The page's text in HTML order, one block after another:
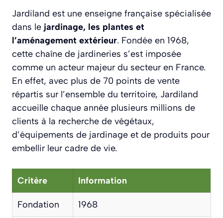
Jardiland est une enseigne française spécialisée
dans le jardinage, les plantes et
l’aménagement extérieur. Fondée en 1968,
cette chaîne de jardineries s’est imposée
comme un acteur majeur du secteur en France.
En effet, avec plus de 70 points de vente
répartis sur l’ensemble du territoire, Jardiland
accueille chaque année plusieurs millions de
clients à la recherche de végétaux,
d’équipements de jardinage et de produits pour
embellir leur cadre de vie.
Critère Information
Fondation 1968